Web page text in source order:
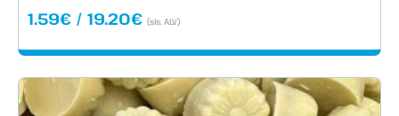
1.59€ / 19.20€Hintaluokka:
-
(sis. ALV)